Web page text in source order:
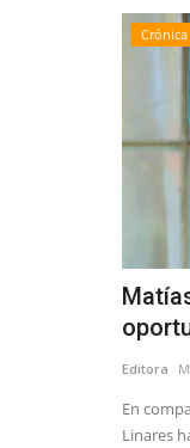
Crónica
Editora
En
Linares